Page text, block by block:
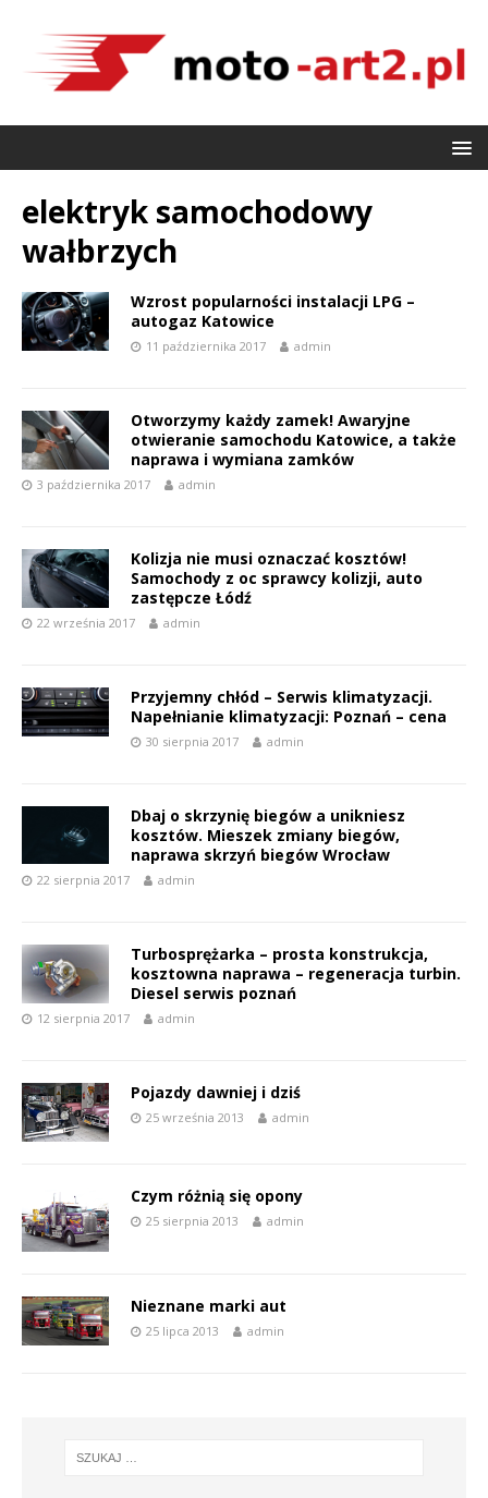
elektryk samochodowy
wałbrzych
Wzrost popularności instalacji LPG –
autogaz Katowice
11 października 2017 admin
Otworzymy każdy zamek! Awaryjne
otwieranie samochodu Katowice, a także
naprawa i wymiana zamków
3 października 2017 admin
Kolizja nie musi oznaczać kosztów!
Samochody z oc sprawcy kolizji, auto
zastępcze Łódź
22 września 2017 admin
Przyjemny chłód – Serwis klimatyzacji.
Napełnianie klimatyzacji: Poznań – cena
30 sierpnia 2017 admin
Dbaj o skrzynię biegów a unikniesz
kosztów. Mieszek zmiany biegów,
naprawa skrzyń biegów Wrocław
22 sierpnia 2017 admin
Turbosprężarka – prosta konstrukcja,
kosztowna naprawa – regeneracja turbin.
Diesel serwis poznań
12 sierpnia 2017 admin
Pojazdy dawniej i dziś
25 września 2013 admin
Czym różnią się opony
25 sierpnia 2013 admin
Nieznane marki aut
25 lipca 2013 admin